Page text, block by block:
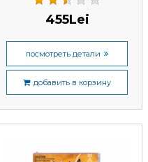
455Lei
посмотреть детали
добавить в корзину